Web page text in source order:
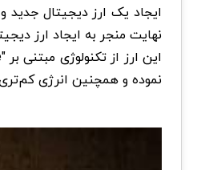
ایجاد یک ارز دیجیتال
نهایت منجر به ایجاد ارز
نموده و همچنین انرژی